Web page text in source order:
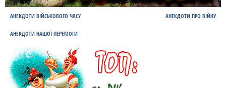
АНЕКДОТИ ВІЙСЬКОВОГО ЧАСУ АНЕКДОТИ ПРО ВІЙНУ
АНЕКДОТИ НАШОЇ ПЕРЕМОГИ